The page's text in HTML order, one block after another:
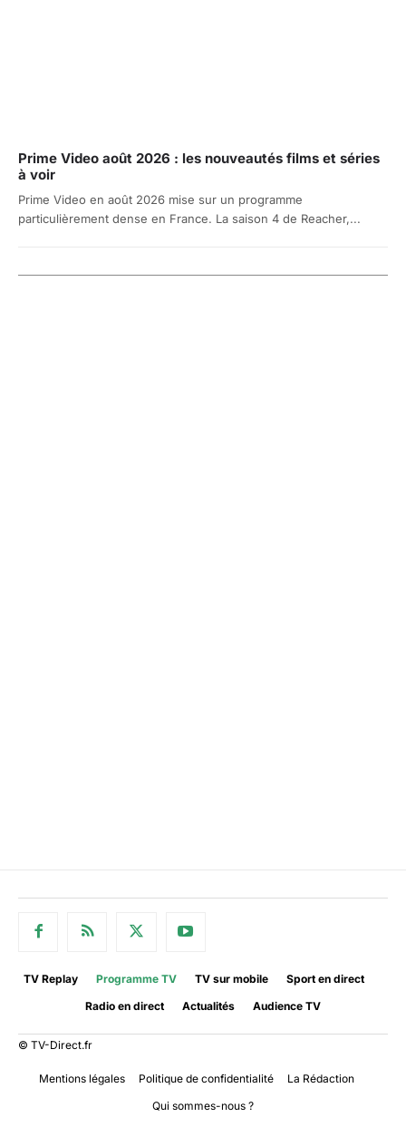
Prime Video août 2026 : les nouveautés films et séries
à voir
Prime Video en août 2026 mise sur un programme
particulièrement dense en France. La saison 4 de Reacher,...
TV Replay Programme TV TV sur mobile
Sport en direct
Radio en direct
Actualités Audience TV
© TV-Direct.fr
Mentions légales Politique de confidentialité
La Rédaction
Qui sommes-nous ?